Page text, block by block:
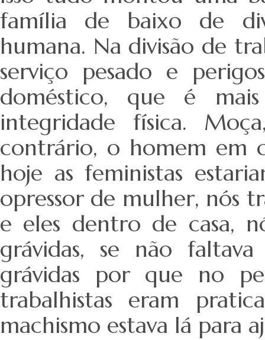
família de baixo de
humana. Na divisão de
serviço pesado e
doméstico, que é
integridade física.
contrário, o homem em
hoje as feministas
opressor de mulher, nós
e eles dentro de casa,
grávidas, se não
grávidas por que no
trabalhistas eram
machismo estava lá para